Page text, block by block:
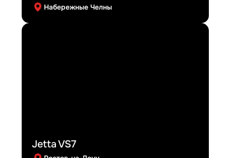
Набережные Челны
Jetta VS7